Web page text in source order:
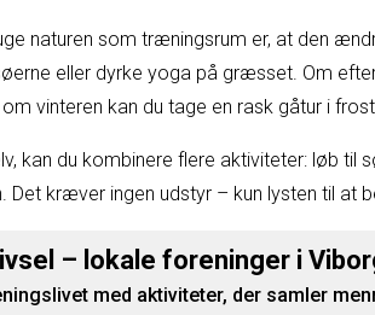
naturen som træningsrum er, at den
eller dyrke yoga på græsset. Om
vinteren kan du tage en rask gåtur i
kan du kombinere flere aktiviteter: løb til
Det kræver ingen udstyr – kun lysten til at
– lokale foreninger i
med aktiviteter, der samler